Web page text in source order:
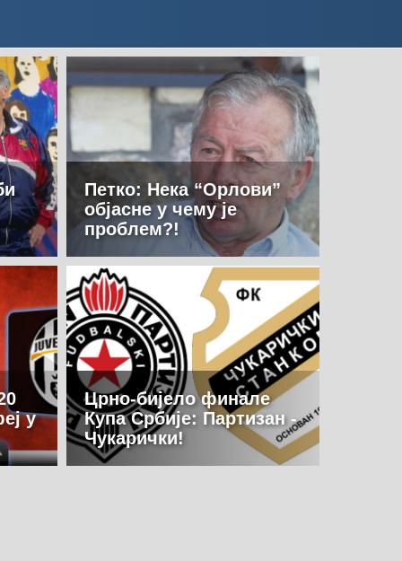
Петко: Нека “Орлови”
објасне у чему је
проблем?!
у
Црно-бијело финале
Купа Србије: Партизан -
Чукарички!